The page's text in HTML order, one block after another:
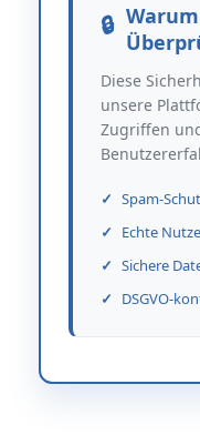
Diese
unsere
Zugriffen
Spam-
Echte
Sichere
DSGVO-